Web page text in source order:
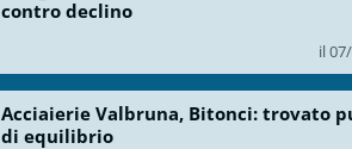
contro declino
il
Acciaierie Valbruna, Bitonci: trovato
di equilibrio